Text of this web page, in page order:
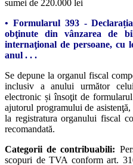
sumei de 220.000 lei
• Formularul 393 -
obţinute din vânzarea de
internaţional de persoane, cu
anul . . .
Se depune la organul fiscal
inclusiv a anului următor
electronic și însoţit de
ajutorul programului de
la registratura organului fiscal
recomandată.
Categorii de contribuabili:
scopuri de TVA conform art.